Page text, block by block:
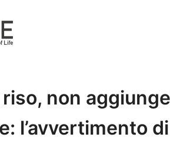
non
l’avvertimento